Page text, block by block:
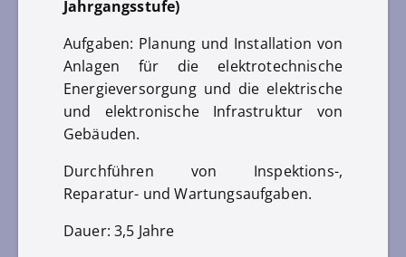
Jahrgangsstufe)
Aufgaben: Planung und Installation von
Anlagen für die elektrotechnische
Energieversorgung und die elektrische
und elektronische Infrastruktur von
Gebäuden.
Durchführen von Inspektions-,
Reparatur- und Wartungsaufgaben.
Dauer: 3,5 Jahre